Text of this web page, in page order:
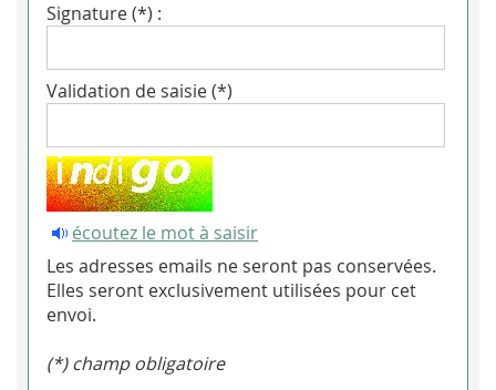
Signature (*) :
Validation de saisie (*)
écoutez le mot à saisir
Les adresses emails ne seront pas conservées.
Elles seront exclusivement utilisées pour cet
envoi.
(*) champ obligatoire